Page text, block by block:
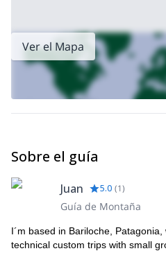
de 2,500 metros/8,200 ften
una inclinación moderaday están
impresionantes. Las condiciones
esquí de primavera dependiendo
llegamos al Refugio RIM,
descenso en esquí desde la
travesía:
Tour de esquí de
Viaje de esquí de
en Baguales !
Ver el Mapa
Sobre el guía
Juan 5.0 (1)
Guía de Montaña
I´m based in Bariloche,
technical custom trips with small